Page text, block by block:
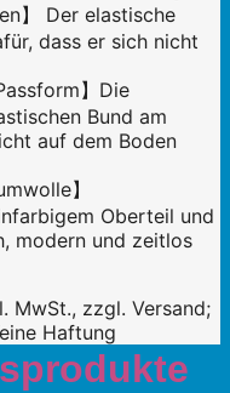
】 Der elastische
dass er sich nicht
】Die
Bund am
auf dem Boden
】
Oberteil und
modern und zeitlos
MwSt., zzgl. Versand;
Haftung